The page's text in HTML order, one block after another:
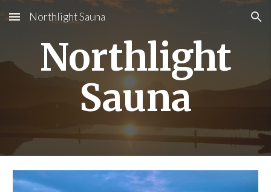
Skip to main content Skip to navigation
Northlight Sauna
Northlight
Sauna